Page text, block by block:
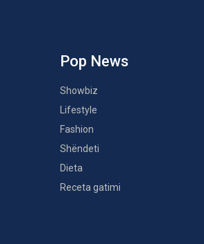
Pop News
Showbiz
Lifestyle
Fashion
Shëndeti
Dieta
Receta gatimi